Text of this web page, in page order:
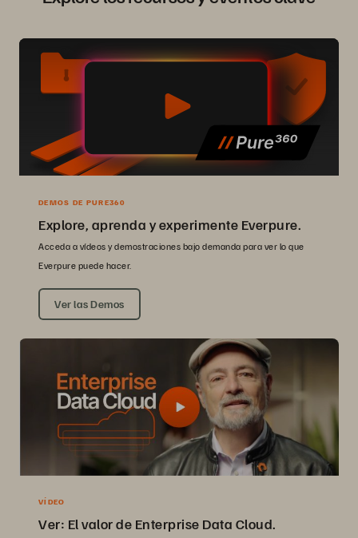
DEMOS DE PURE360
Explore, aprenda y experimente Everpure.
Acceda a vídeos y demostraciones bajo demanda para ver lo que
Everpure puede hacer.
Ver las Demos
VÍDEO
Ver: El valor de Enterprise Data Cloud.